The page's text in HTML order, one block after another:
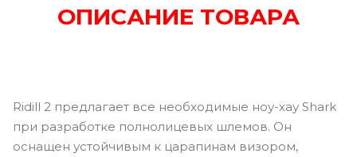
ОПИСАНИЕ ТОВАРА
Ridill 2 предлагает все необходимые ноу-хау Shark
при разработке полнолицевых шлемов. Он
оснащен устойчивым к царапинам визором,